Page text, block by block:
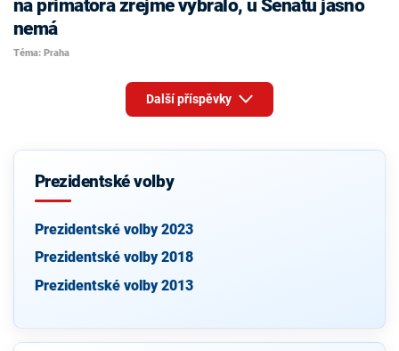
na primátora zřejmě vybralo, u Senátu jasno
nemá
Téma: Praha
Další příspěvky
Prezidentské volby
Prezidentské volby 2023
Prezidentské volby 2018
Prezidentské volby 2013